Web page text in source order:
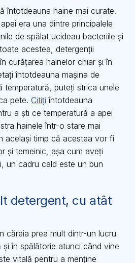
întotdeauna haine mai curate.
era una dintre principalele
de spălat ucideau bacteriile și
acestea, detergenții
curățarea hainelor chiar și în
întotdeauna mașina de
temperatură, puteți strica unele
pete. Citiți întotdeauna
a ști ce temperatură a apei
hainele într-o stare mai
același timp că acestea vor fi
și temeinic, așa cum aveți
un cadru cald este un bun
detergent, cu atât
căreia prea mult dintr-un lucru
în spălătorie atunci când vine
vitală pentru a menține